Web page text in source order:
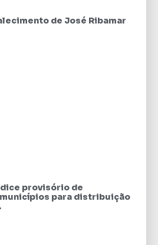
de José Ribamar
provisório de
para distribuição